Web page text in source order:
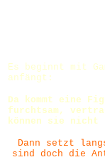
Es beginnt mit
anfängt:
Da kommt eine
furchtsam,
können sie nicht
Dann setzt
sind doch die